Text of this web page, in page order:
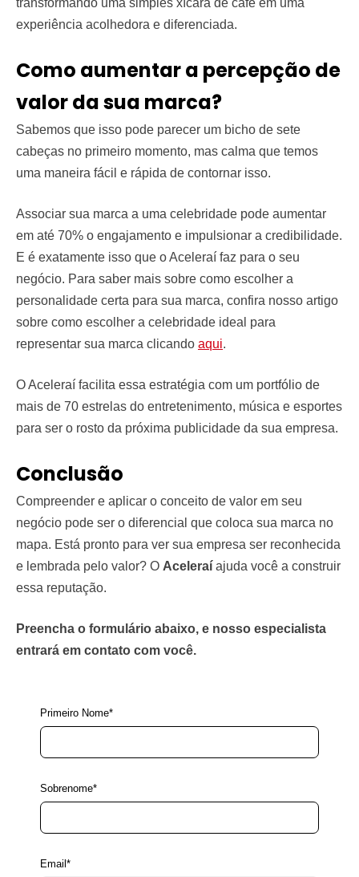
experiência acolhedora e diferenciada.
Como aumentar a percepção de
valor da sua marca?
Sabemos que isso pode parecer um bicho de sete
cabeças no primeiro momento, mas calma que temos
uma maneira fácil e rápida de contornar isso.
Associar sua marca a uma celebridade pode aumentar
em até 70% o engajamento e impulsionar a credibilidade.
E é exatamente isso que o Aceleraí faz para o seu
negócio. Para saber mais sobre como escolher a
personalidade certa para sua marca, confira nosso artigo
sobre como escolher a celebridade ideal para
representar sua marca clicando aqui.
O Aceleraí facilita essa estratégia com um portfólio de
mais de 70 estrelas do entretenimento, música e esportes
para ser o rosto da próxima publicidade da sua empresa.
Conclusão
Compreender e aplicar o conceito de valor em seu
negócio pode ser o diferencial que coloca sua marca no
mapa. Está pronto para ver sua empresa ser reconhecida
e lembrada pelo valor? O Aceleraí ajuda você a construir
essa reputação.
Preencha o formulário abaixo, e nosso especialista
entrará em contato com você.
Primeiro Nome*
Sobrenome*
Email*